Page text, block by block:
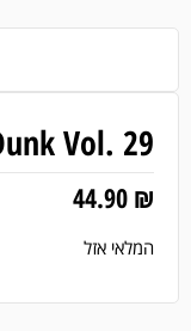
Vol. 29
44.90 ₪
המלאי אזל